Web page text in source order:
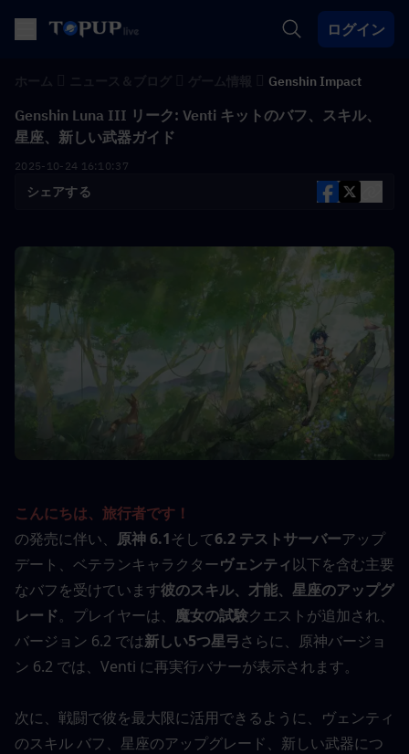
ログイン
Genshin Impact
Genshin Luna III リーク: Venti キットのバフ、スキル、
星座、新しい武器ガイド
2025-10-24 16:10:37
シェアする
こんにちは、旅行者です！
の発売に伴い、 原神 6.1そして6.2 テストサーバーアップ
デート、ベテランキャラクターヴェンティ以下を含む主要
なバフを受けています彼のスキル、才能、星座のアップグ
レード。プレイヤーは、 魔女の試験クエストが追加され、
バージョン 6.2 では新しい5つ星弓さらに、原神バージョ
ン 6.2 では、Venti に再実行バナーが表示されます。
次に、戦闘で彼を最大限に活用できるように、ヴェンティ
のスキル バフ、星座のアップグレード、新しい武器につ